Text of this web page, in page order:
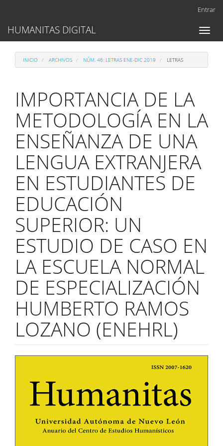
Contenido
principal
lateral
Entrar
Toggle
HUMANITAS DIGITAL
INICIO ARCHIVOS NÚM. 46: LETRAS ENE-DIC 2019 LETRAS
IMPORTANCIA DE LA
METODOLOGÍA EN LA
ENSEÑANZA DE UNA
LENGUA EXTRANJERA
EN ESTUDIANTES DE
EDUCACIÓN
SUPERIOR: UN
ESTUDIO DE CASO EN
LA ESCUELA NORMAL
DE ESPECIALIZACIÓN
HUMBERTO RAMOS
LOZANO (ENEHRL)
Barra
lateral
del
artículo